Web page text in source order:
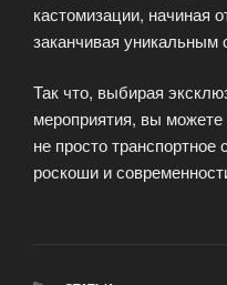
кастомизации, начиная
заканчивая
Так что, выбирая
мероприятия, вы
не просто
роскоши и